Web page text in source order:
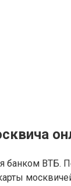
банком